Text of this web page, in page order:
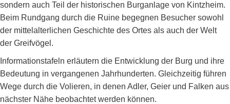
sondern auch Teil der historischen Burganlage von Kintzheim.
Beim Rundgang durch die Ruine begegnen Besucher sowohl
der mittelalterlichen Geschichte des Ortes als auch der Welt
der Greifvögel.
Informationstafeln erläutern die Entwicklung der Burg und ihre
Bedeutung in vergangenen Jahrhunderten. Gleichzeitig führen
Wege durch die Volieren, in denen Adler, Geier und Falken aus
nächster Nähe beobachtet werden können.